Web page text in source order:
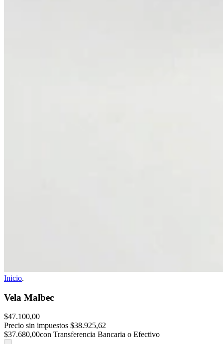
Inicio.
Vela Malbec
$47.100,00
Precio sin impuestos $38.925,62
$37.680,00con Transferencia Bancaria o Efectivo